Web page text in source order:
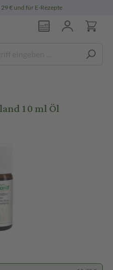
29 € und für E-Rezepte
10 ml Öl